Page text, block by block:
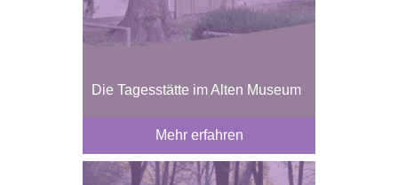
Die Tagesstätte im Alten Museum
Mehr erfahren